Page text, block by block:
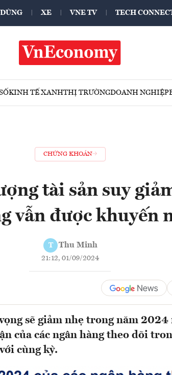
XE VNE TV TECH
KINH TẾ XANHTHỊ TRƯỜNGDOANH NGHIỆP
CHỨNG KHOÁN
tài sản suy
vẫn được khuyến
T Thu Minh
21:12, 01/09/2024
sẽ giảm nhẹ trong năm 2024
của các ngân hàng theo dõi
cùng kỳ.